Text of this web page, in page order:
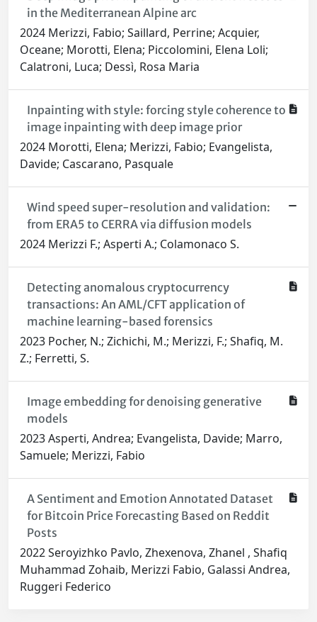
in the Mediterranean Alpine arc
2024 Merizzi, Fabio; Saillard, Perrine; Acquier,
Oceane; Morotti, Elena; Piccolomini, Elena Loli;
Calatroni, Luca; Dessì, Rosa Maria
Inpainting with style: forcing style coherence to
image inpainting with deep image prior
2024 Morotti, Elena; Merizzi, Fabio; Evangelista,
Davide; Cascarano, Pasquale
Wind speed super-resolution and validation:
from ERA5 to CERRA via diffusion models
2024 Merizzi F.; Asperti A.; Colamonaco S.
Detecting anomalous cryptocurrency
transactions: An AML/CFT application of
machine learning-based forensics
2023 Pocher, N.; Zichichi, M.; Merizzi, F.; Shafiq, M.
Z.; Ferretti, S.
Image embedding for denoising generative
models
2023 Asperti, Andrea; Evangelista, Davide; Marro,
Samuele; Merizzi, Fabio
A Sentiment and Emotion Annotated Dataset
for Bitcoin Price Forecasting Based on Reddit
Posts
2022 Seroyizhko Pavlo, Zhexenova, Zhanel , Shafiq
Muhammad Zohaib, Merizzi Fabio, Galassi Andrea,
Ruggeri Federico